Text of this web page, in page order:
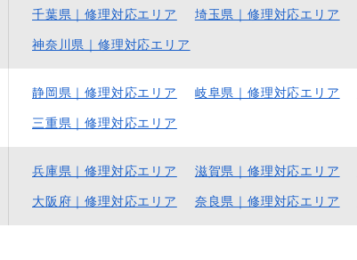
千葉県｜修理対応エリア 埼玉県｜修理対応エリア
神奈川県｜修理対応エリア
静岡県｜修理対応エリア 岐阜県｜修理対応エリア
三重県｜修理対応エリア
兵庫県｜修理対応エリア 滋賀県｜修理対応エリア
大阪府｜修理対応エリア 奈良県｜修理対応エリア